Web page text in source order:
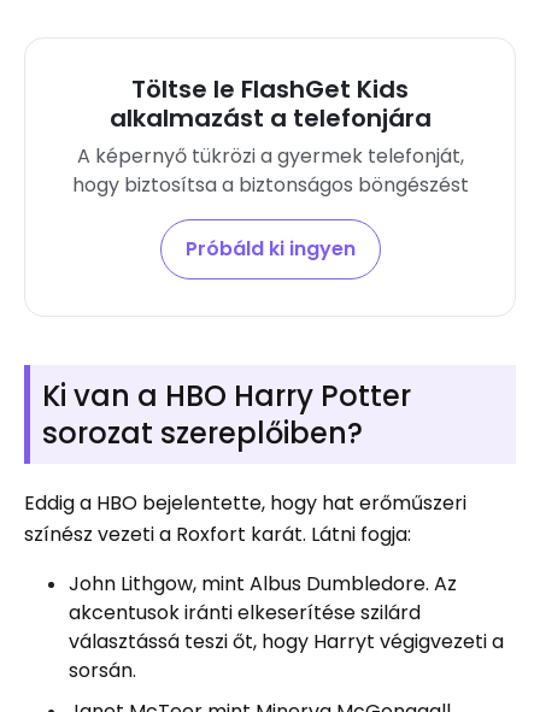
Töltse le FlashGet Kids
alkalmazást a telefonjára
A képernyő tükrözi a gyermek telefonját,
hogy biztosítsa a biztonságos böngészést
Próbáld ki ingyen
Ki van a HBO Harry Potter
sorozat szereplőiben?
Eddig a HBO bejelentette, hogy hat erőműszeri
színész vezeti a Roxfort karát. Látni fogja:
John Lithgow, mint Albus Dumbledore. Az
akcentusok iránti elkeserítése szilárd
választássá teszi őt, hogy Harryt végigvezeti a
sorsán.